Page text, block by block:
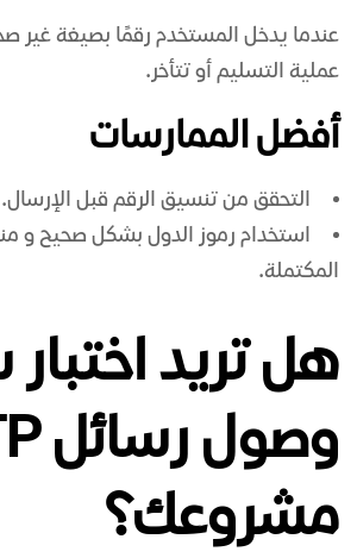
عندما يدخل المستخدم رقمًا بصيغة غير
عملية التسليم أو تتأخر.
أفضل الممارسات
التحقق من تنسيق الرقم قبل الإرسال.
استخدام رموز الدول بشكل صحيح و منع
المكتملة.
هل تريد
مشروعك؟